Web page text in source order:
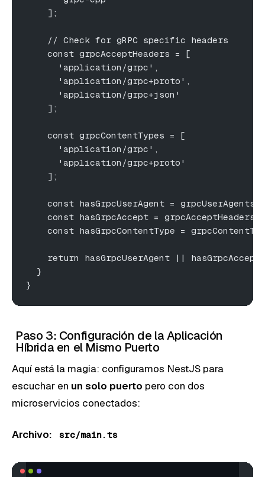
    ];
    // Check for gRPC specific headers
    const grpcAcceptHeaders = [
      'application/grpc',
      'application/grpc+proto',
      'application/grpc+json'
    ];
    const grpcContentTypes = [
      'application/grpc',
      'application/grpc+proto'
    ];
const hasGrpcUserAgent =
const hasGrpcAccept =
const hasGrpcContentType =
return hasGrpcUserAgent || hasGrpcAccept
  }
}
Paso 3: Configuración de la Aplicación
Híbrida en el Mismo Puerto
Aquí está la magia: configuramos NestJS para
escuchar en un solo puerto pero con dos
microservicios conectados:
Archivo: src/main.ts